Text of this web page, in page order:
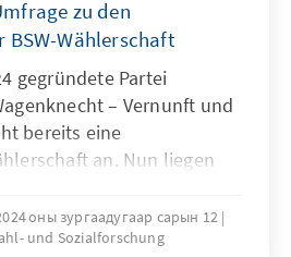
zu den
BSW-Wählerschaft
gegründete Partei
– Vernunft und
bereits eine
an. Nun liegen
vor, die bei einer
BSW wählen wollen. Es
оны зургаадугаар сарын 12
und Sozialforschung